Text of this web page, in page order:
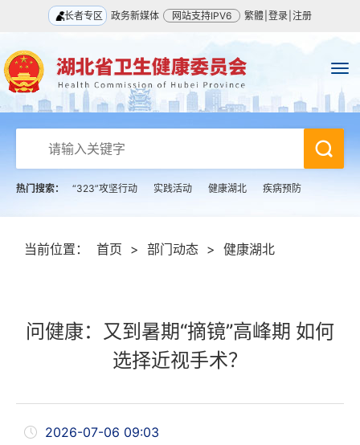
长者专区 政务新媒体 网站支持IPV6 繁體 登录 注册
热门搜索： “323”攻坚行动 实践活动 健康湖北 疾病预防
当前位置： 首页 > 部门动态 > 健康湖北
问健康：又到暑期“摘镜”高峰期 如何
选择近视手术？
2026-07-06 09:03